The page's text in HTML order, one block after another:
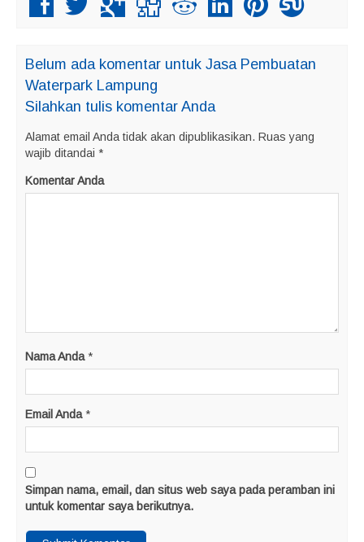
Belum ada komentar untuk Jasa Pembuatan
Waterpark Lampung
Silahkan tulis komentar Anda
Alamat email Anda tidak akan dipublikasikan. Ruas yang
wajib ditandai *
Komentar Anda
Nama Anda *
Email Anda *
Simpan nama, email, dan situs web saya pada peramban ini
untuk komentar saya berikutnya.